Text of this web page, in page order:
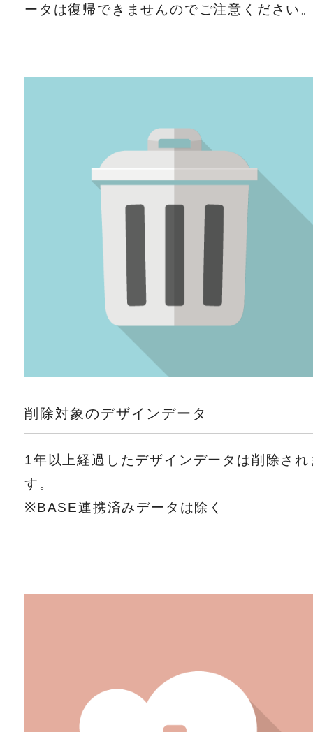
ータは復帰できませんのでご注意ください
削除対象のデザインデータ
1年以上経過したデザインデータは削除され
す。
※BASE連携済みデータは除く